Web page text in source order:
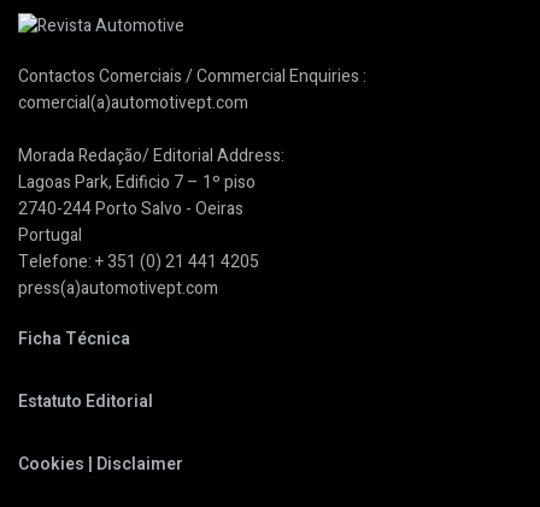
Contactos Comerciais / Commercial Enquiries :
comercial(a)automotivept.com
Morada Redação/ Editorial Address:
Lagoas Park, Edificio 7 – 1º piso
2740-244 Porto Salvo - Oeiras
Portugal
Telefone: + 351 (0) 21 441 4205
press(a)automotivept.com
Ficha Técnica
Estatuto Editorial
Cookies | Disclaimer